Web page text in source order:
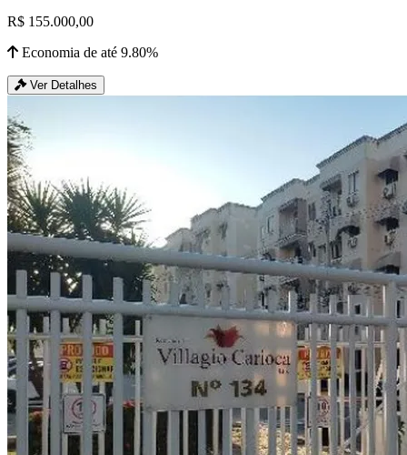
R$ 155.000,00
Economia de até 9.80%
Ver Detalhes